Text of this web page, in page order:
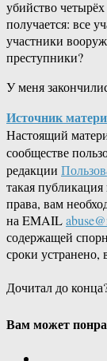
убийство
получается: все
участники
преступники?
У меня
Источник
Настоящий
сообществе
редакции
такая
права, вам
на EMAIL
содержащей
сроки
Дочитал до
Вам может